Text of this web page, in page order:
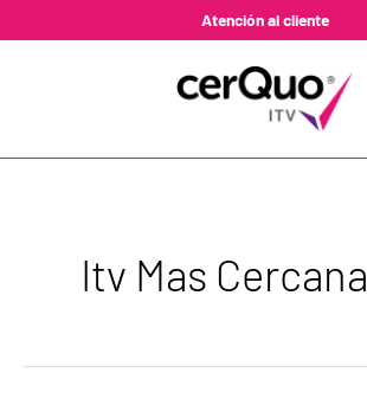
Atención al cliente
Itv Mas Cercana